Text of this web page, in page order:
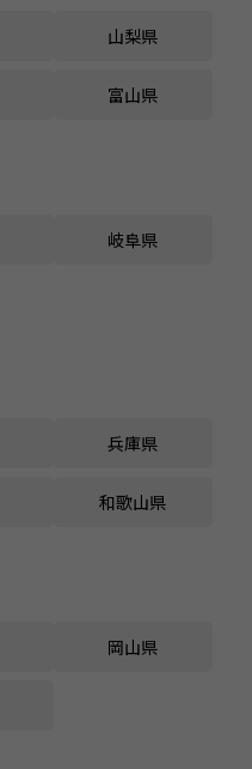
山梨県
富山県
岐阜県
兵庫県
和歌山県
岡山県